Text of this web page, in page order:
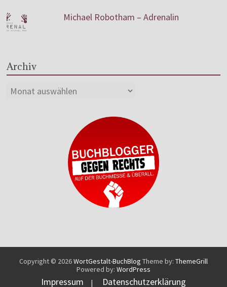
Michael Robotham – Adrenalin
Archiv
Copyright © 2026WortGestalt-BuchBlog Theme by: ThemeGrill
Powered by: WordPress
Impressum | Datenschutzerklärung